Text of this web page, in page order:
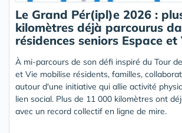
Le Grand Pér(ipl)e 2026 :
kilomètres déjà parcourus
résidences seniors Espace et
À mi-parcours de son défi inspiré du Tour
et Vie mobilise résidents, familles,
autour d'une initiative qui allie activité
lien social. Plus de 11 000 kilomètres ont
avec un record collectif en ligne de mire.